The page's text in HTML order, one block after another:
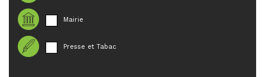
Mairie
Presse et Tabac